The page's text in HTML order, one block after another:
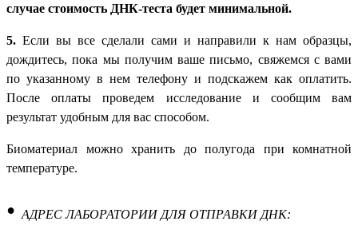
случае стоимость ДНК-теста будет минимальной.
5. Если вы все сделали сами и направили к нам образцы,
дождитесь, пока мы получим ваше письмо, свяжемся с вами
по указанному в нем телефону и подскажем как оплатить.
После оплаты проведем исследование и сообщим вам
результат удобным для вас способом.
Биоматериал можно хранить до полугода при комнатной
температуре.
• АДРЕС ЛАБОРАТОРИИ ДЛЯ ОТПРАВКИ ДНК: